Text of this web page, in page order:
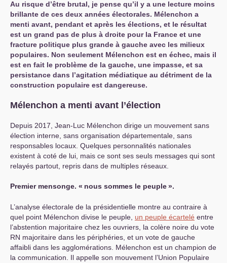
Au risque d’être brutal, je pense qu’il y a une lecture moins
brillante de ces deux années électorales. Mélenchon a
menti avant, pendant et après les élections, et le résultat
est un grand pas de plus à droite pour la France et une
fracture politique plus grande à gauche avec les milieux
populaires. Non seulement Mélenchon est en échec, mais il
est en fait le problème de la gauche, une impasse, et sa
persistance dans l’agitation médiatique au détriment de la
construction populaire est dangereuse.
Mélenchon a menti avant l’élection
Depuis 2017, Jean-Luc Mélenchon dirige un mouvement sans
élection interne, sans organisation départementale, sans
responsables locaux. Quelques personnalités nationales
existent à coté de lui, mais ce sont ses seuls messages qui sont
relayés partout, repris dans de multiples réseaux.
Premier mensonge. « nous sommes le peuple».
L’analyse électorale de la présidentielle montre au contraire à
quel point Mélenchon divise le peuple, un peuple écartelé entre
l’abstention majoritaire chez les ouvriers, la colère noire du vote
RN majoritaire dans les périphéries, et un vote de gauche
affaibli dans les agglomérations. Mélenchon est un champion de
la communication. Il appelle son mouvement l’Union Populaire